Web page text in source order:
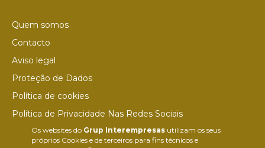
Os websites do Grup Interempresasutilizam os seus
próprios Cookies e de terceiros para fins técnicos e
Quem somos
Contacto
Aviso legal
Proteção de Dados
Política de cookies
Política de Privacidade Nas Redes Sociais
Canal de denúncias